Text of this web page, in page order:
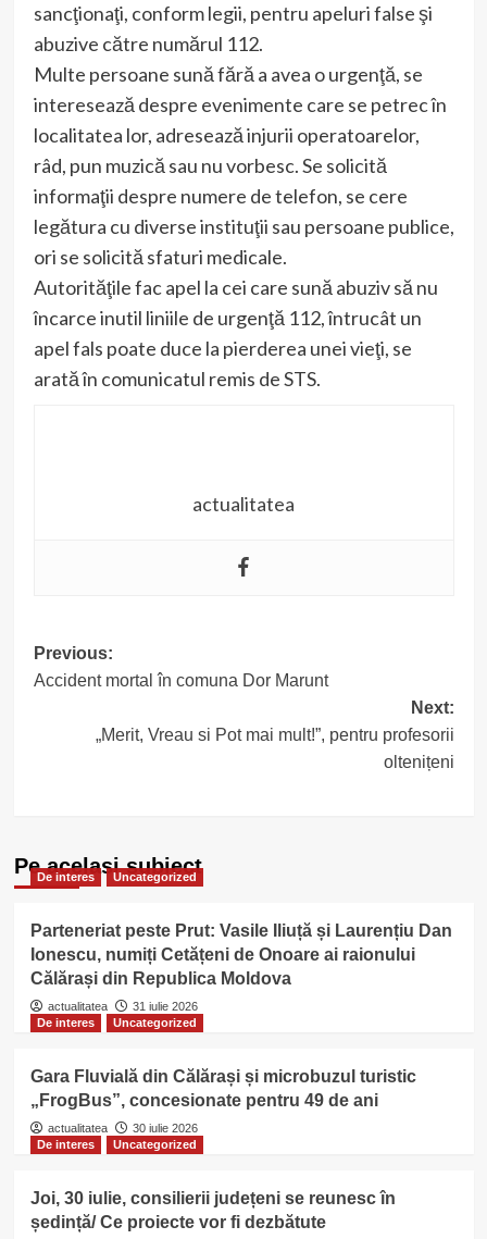
sancţionaţi, conform legii, pentru apeluri false şi
abuzive către numărul 112.
Multe persoane sună fără a avea o urgenţă, se
interesează despre evenimente care se petrec în
localitatea lor, adresează injurii operatoarelor,
râd, pun muzică sau nu vorbesc. Se solicită
informaţii despre numere de telefon, se cere
legătura cu diverse instituţii sau persoane publice,
ori se solicită sfaturi medicale.
Autorităţile fac apel la cei care sună abuziv să nu
încarce inutil liniile de urgenţă 112, întrucât un
apel fals poate duce la pierderea unei vieţi, se
arată în comunicatul remis de STS.
actualitatea
Post
navigation
Previous:
Accident mortal în comuna Dor Marunt
Next:
„Merit, Vreau si Pot mai mult!”, pentru profesorii
oltenițeni
Pe acelasi subiect
De interes Uncategorized
Parteneriat peste Prut: Vasile Iliuță și Laurențiu Dan
Ionescu, numiți Cetățeni de Onoare ai raionului
Călărași din Republica Moldova
actualitatea
31 iulie 2026
De interes
Uncategorized
Gara Fluvială din Călărași și microbuzul turistic
„FrogBus”, concesionate pentru 49 de ani
actualitatea
30 iulie 2026
De interes
Uncategorized
Joi, 30 iulie, consilierii județeni se reunesc în
ședință/ Ce proiecte vor fi dezbătute